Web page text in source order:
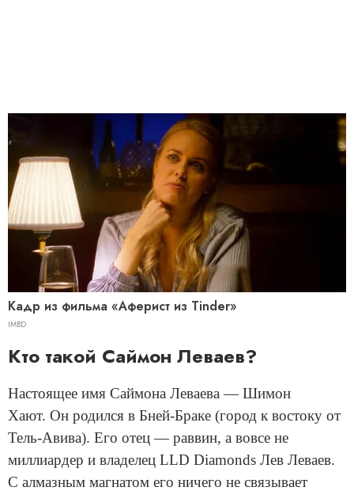
Кадр из фильма «Аферист из Tinder»
IMBD
Кто такой Саймон Леваев?
Настоящее имя Саймона Леваева — Шимон
Хают. Он родился в Бней-Браке (город к востоку от
Тель-Авива). Его отец — раввин, а вовсе не
миллиардер и владелец LLD Diamonds Лев Леваев.
С алмазным магнатом его ничего не связывает